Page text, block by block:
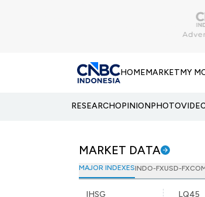
HOMEMARKETMY
RESEARCHOPINIONPHOTO
MARKET DATA
MAJOR INDEXESINDO-FXUSD-FX
IHSG
LQ45